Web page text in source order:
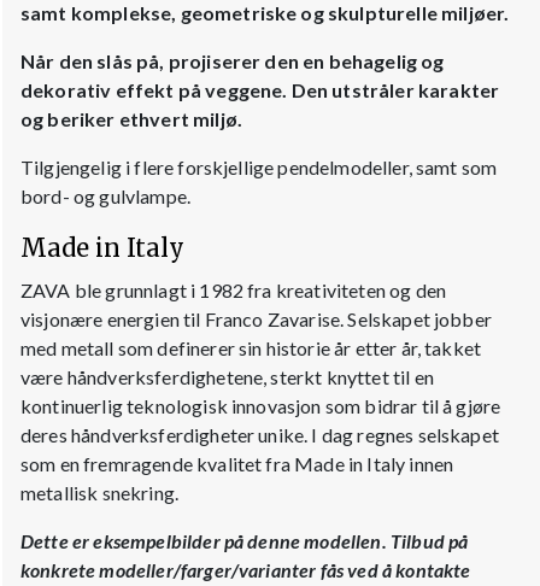
samt komplekse, geometriske og skulpturelle miljøer.
Når den slås på, projiserer den en behagelig og
dekorativ effekt på veggene. Den utstråler karakter
og beriker ethvert miljø.
Tilgjengelig i flere forskjellige pendelmodeller, samt som
bord- og gulvlampe.
Made in Italy
ZAVA ble grunnlagt i 1982 fra kreativiteten og den
visjonære energien til Franco Zavarise. Selskapet jobber
med metall som definerer sin historie år etter år, takket
være håndverksferdighetene, sterkt knyttet til en
kontinuerlig teknologisk innovasjon som bidrar til å gjøre
deres håndverksferdigheter unike. I dag regnes selskapet
som en fremragende kvalitet fra Made in Italy innen
metallisk snekring.
Dette er eksempelbilder på denne modellen. Tilbud på
konkrete modeller/farger/varianter fås ved å kontakte